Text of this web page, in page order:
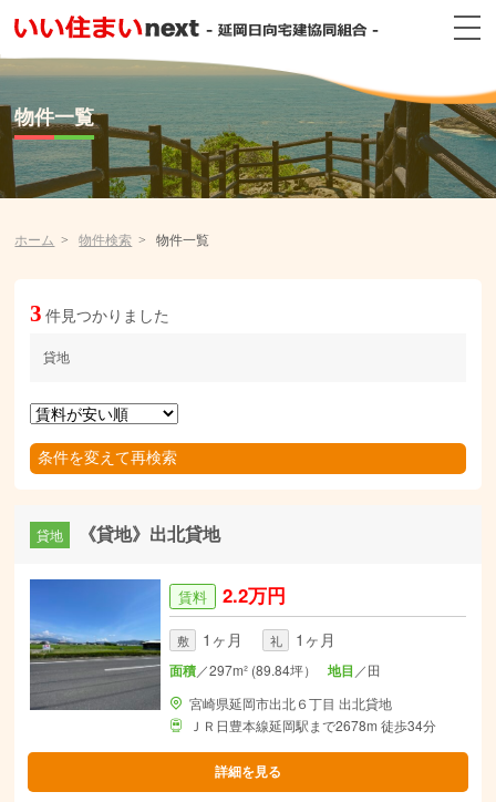
物件一覧
ホーム 物件検索 物件一覧
3 件見つかりました
貸地
条件を変えて再検索
貸地 《貸地》出北貸地
賃料 2.2万円
敷 1ヶ月 礼 1ヶ月
面積／297m² (89.84坪） 地目 ／田
宮崎県延岡市出北６丁目 出北貸地
ＪＲ日豊本線延岡駅まで2678m 徒歩34分
詳細を見る